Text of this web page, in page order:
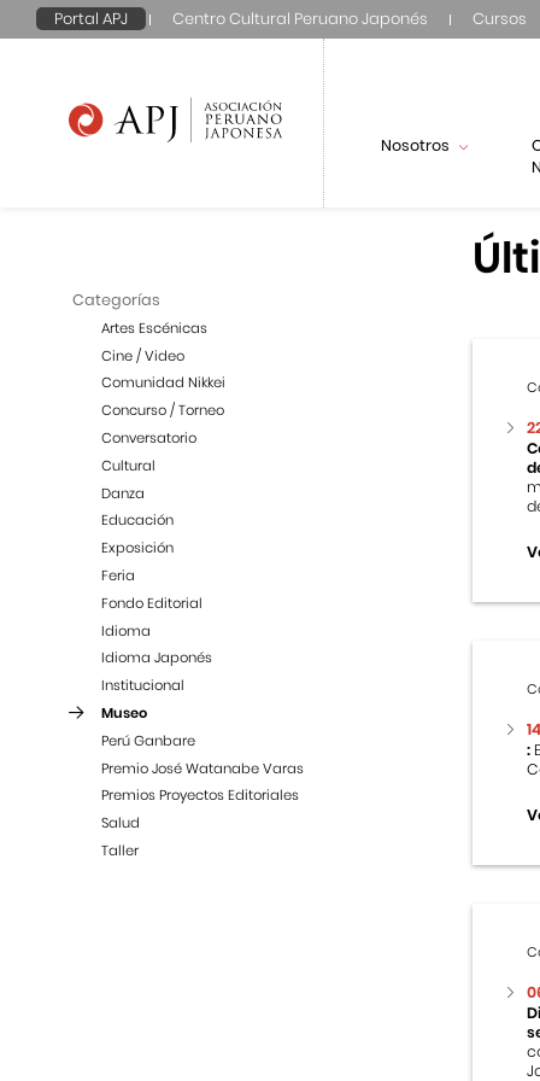
Portal APJ Centro Cultural Peruano Japonés Cursos
Nosotros
Categorías
Artes Escénicas
Cine / Video
Comunidad Nikkei
Concurso / Torneo
Conversatorio
Cultural
Danza
Educación
Exposición
Feria
Fondo Editorial
Idioma
Idioma Japonés
Institucional
Museo
Perú Ganbare
Premio José Watanabe Varas
Premios Proyectos Editoriales
Salud
Taller
: